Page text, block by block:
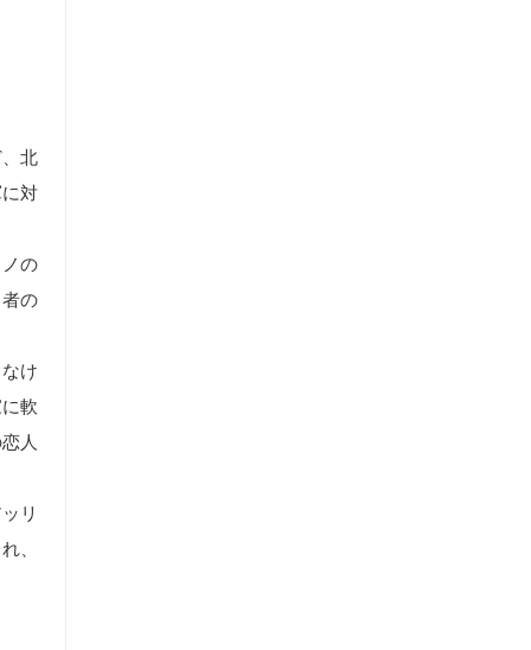
北
対
の
の
け
軟
人
リ
、